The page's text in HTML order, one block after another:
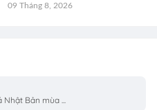
09 Tháng 8, 2026
Bản mùa ...